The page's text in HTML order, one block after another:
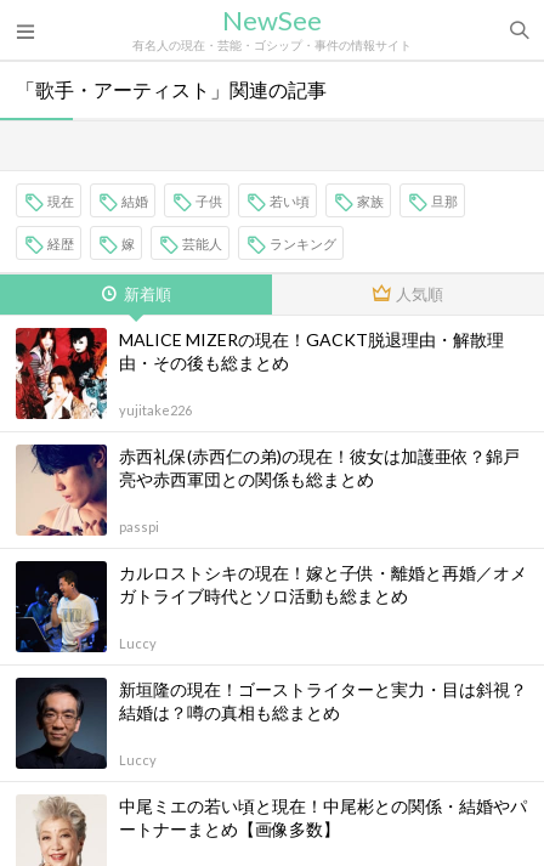
NewSee
有名人の現在・芸能・ゴシップ・事件の情報サイト
「歌手・アーティスト」関連の記事
現在 結婚 子供 若い頃 家族 旦那
経歴 嫁 芸能人 ランキング
新着順 人気順
MALICE MIZERの現在！GACKT脱退理由・解散理
由・その後も総まとめ
yujitake226
赤西礼保(赤西仁の弟)の現在！彼女は加護亜依？錦戸
亮や赤西軍団との関係も総まとめ
passpi
カルロストシキの現在！嫁と子供・離婚と再婚／オメ
ガトライブ時代とソロ活動も総まとめ
Luccy
新垣隆の現在！ゴーストライターと実力・目は斜視？
結婚は？噂の真相も総まとめ
Luccy
中尾ミエの若い頃と現在！中尾彬との関係・結婚やパ
ートナーまとめ【画像多数】